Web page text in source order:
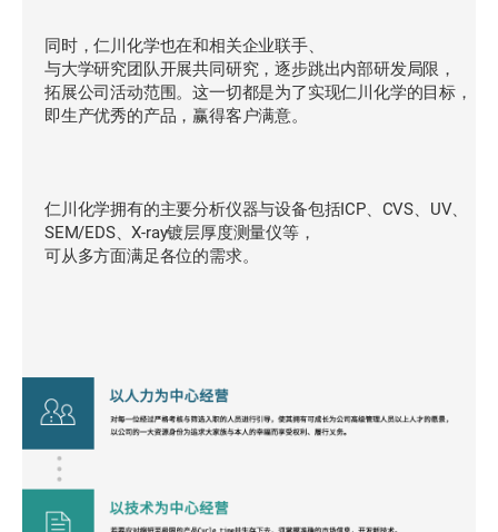
同时，仁川化学也在和相关企业联手、
与大学研究团队开展共同研究，逐步跳出内部研发局限，
拓展公司活动范围。这一切都是为了实现仁川化学的目标，
即生产优秀的产品，赢得客户满意。
仁川化学拥有的主要分析仪器与设备包括ICP、CVS、UV、
SEM/EDS、X-ray镀层厚度测量仪等，
可从多方面满足各位的需求。